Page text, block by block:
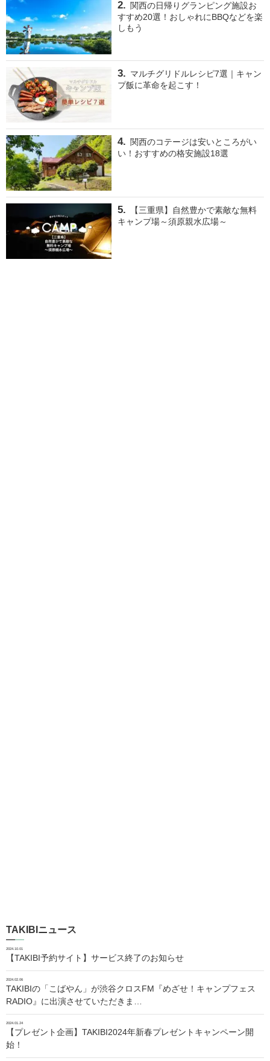
関西の日帰りグランピング施設お
すすめ20選！おしゃれにBBQなどを楽
しもう
マルチグリドルレシピ7選｜キャン
プ飯に革命を起こす！
関西のコテージは安いところがい
い！おすすめの格安施設18選
【三重県】自然豊かで素敵な無料
キャンプ場～須原親水広場～
TAKIBIニュース
2024.10.01
【TAKIBI予約サイト】サービス終了のお知らせ
2024.02.06
TAKIBIの「こばやん」が渋谷クロスFM『めざせ！キャンプフェス
RADIO』に出演させていただきま…
2024.01.24
【プレゼント企画】TAKIBI2024年新春プレゼントキャンペーン開
始！